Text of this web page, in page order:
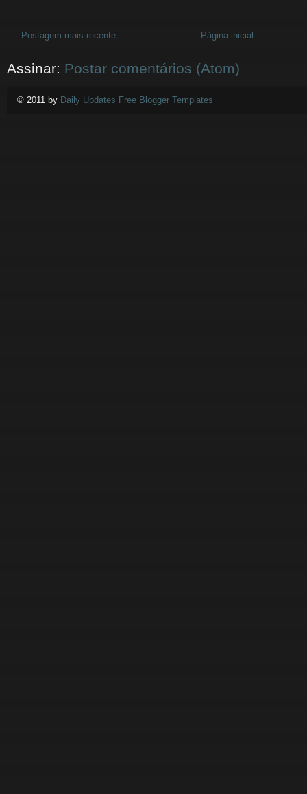
Postagem mais recente Página inicial
Assinar: Postar comentários (Atom)
© 2011 by Daily Updates Free Blogger Templates